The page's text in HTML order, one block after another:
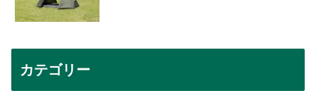
カテゴリー